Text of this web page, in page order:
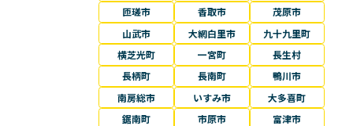
匝瑳市
香取市
茂原市
山武市
大網白里市
九十九里町
横芝光町
一宮町
長生村
長柄町
長南町
鴨川市
南房総市
いすみ市
大多喜町
鋸南町
市原市
富津市